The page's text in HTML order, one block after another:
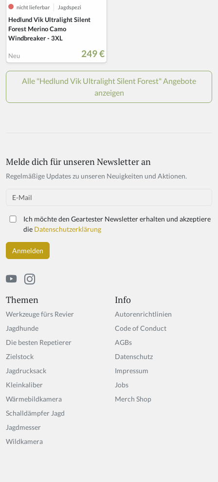
Themen
Werkzeuge fürs Revier
Jagdhunde
Die besten Repetierer
Zielstock
Jagdrucksack
Kleinkaliber
Wärmebildkamera
Schalldämpfer Jagd
Jagdmesser
Wildkamera
Info
Autorenrichtlinien
Code of Conduct
AGBs
Datenschutz
Impressum
Jobs
Merch Shop
Melde dich für unseren Newsletter an
Regelmäßige Updates zu unseren Neuigkeiten und Aktionen.
Email
Ich möchte den Geartester Newsletter erhalten und akzeptiere
die Datenschutzerklärung